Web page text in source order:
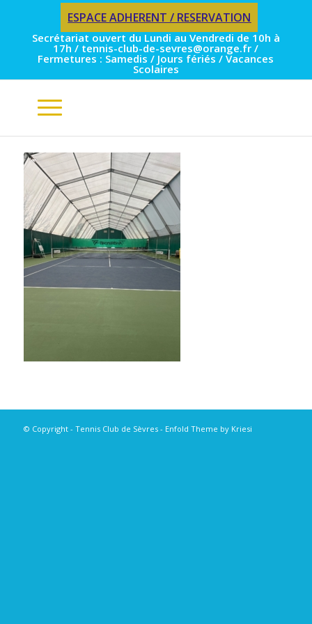
ESPACE ADHERENT / RESERVATION
Secrétariat ouvert du Lundi au Vendredi de 10h à
17h / tennis-club-de-sevres@orange.fr /
Fermetures : Samedis / Jours fériés / Vacances
Scolaires
© Copyright - Tennis Club de Sèvres - Enfold Theme by Kriesi